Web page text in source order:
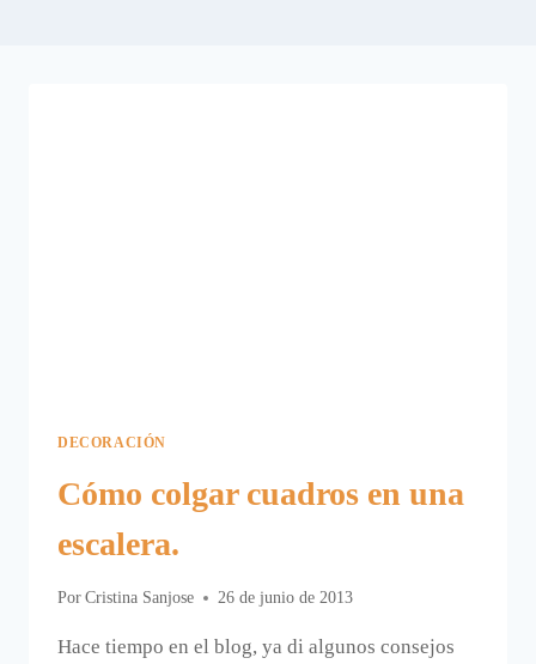
DECORACIÓN
Cómo colgar cuadros en una
escalera.
Por Cristina Sanjose 26 de junio de 2013
Hace tiempo en el blog, ya di algunos consejos